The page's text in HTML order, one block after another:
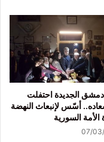
دمشق الجديدة احتفلت
أسّس لإنبعاث النهضة
السورية
07/